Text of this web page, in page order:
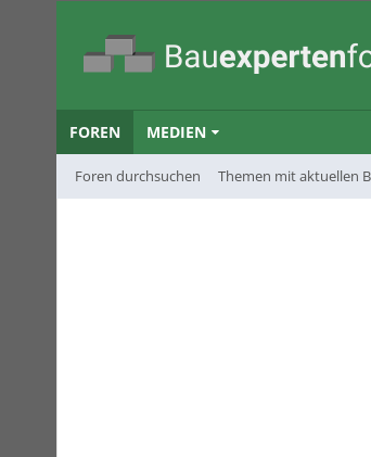
FOREN
Foren durchsuchen Themen mit aktuellen
MEDIEN